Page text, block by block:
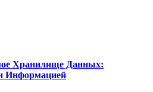
Хранилище Данных:
Информацией